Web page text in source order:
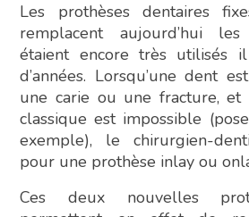
Les prothèses dentaires
remplacent aujourd’hui
étaient encore très utilisés
d’années. Lorsqu’une dent
une carie ou une fracture, et
classique est impossible
exemple), le chirurgien-
pour une prothèse inlay ou
Ces deux nouvelles